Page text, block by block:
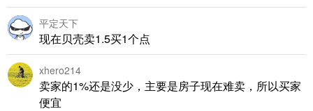
平定天下
现在贝壳卖1.5买1个点
xhero214
卖家的1%还是没少，主要是房子现在难卖，所以买家
便宜